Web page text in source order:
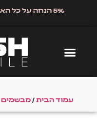
5% הנחה על כל האתר בהזנת קוד קופון: חמסה
עמוד הבית/מבשמים